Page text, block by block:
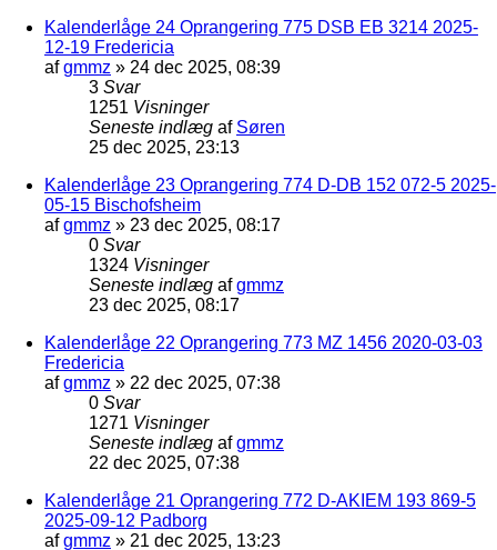
Kalenderlåge 24 Oprangering 775 DSB EB 3214 2025-
12-19 Fredericia
afgmmz » 24 dec 2025, 08:39
3 Svar
1251 Visninger
Seneste indlæg af Søren
25 dec 2025, 23:13
Kalenderlåge 23 Oprangering 774 D-DB 152 072-5 2025-
05-15 Bischofsheim
afgmmz » 23 dec 2025, 08:17
0 Svar
1324 Visninger
Seneste indlæg afgmmz
23 dec 2025, 08:17
Kalenderlåge 22 Oprangering 773 MZ 1456 2020-03-03
Fredericia
afgmmz » 22 dec 2025, 07:38
0 Svar
1271 Visninger
Seneste indlæg afgmmz
22 dec 2025, 07:38
Kalenderlåge 21 Oprangering 772 D-AKIEM 193 869-5
2025-09-12 Padborg
afgmmz » 21 dec 2025, 13:23